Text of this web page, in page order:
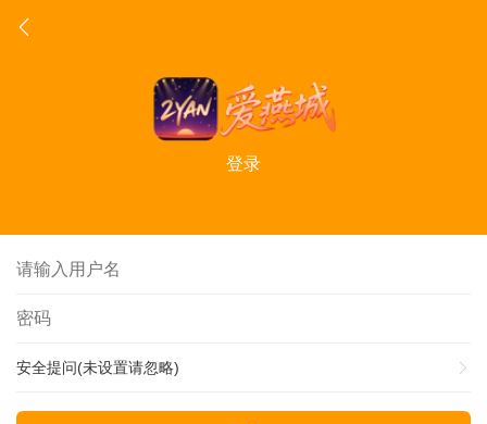
登录
安全提问(未设置请忽略)